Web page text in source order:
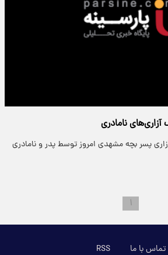
نامادری
پسر بچه مشهدی امروز توسط پدر و نامادری
۱
تماس با ما RSS